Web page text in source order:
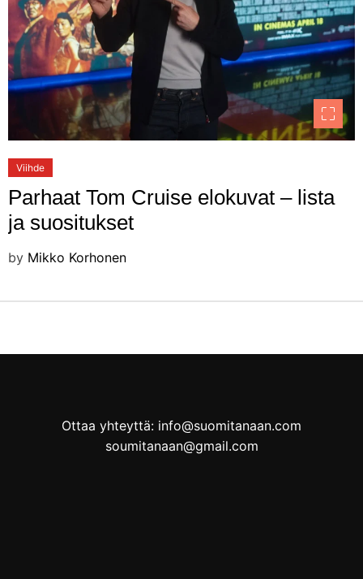
Viihde
Parhaat Tom Cruise elokuvat – lista
ja suositukset
by Mikko Korhonen
Ottaa yhteyttä: info@suomitanaan.com
soumitanaan@gmail.com